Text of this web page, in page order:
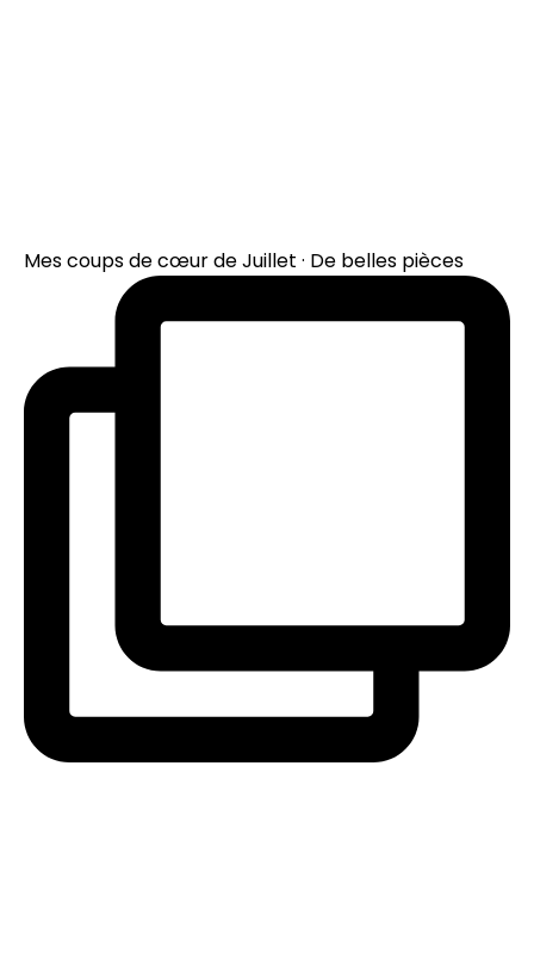
Mes coups de cœur de Juillet · De belles pièces